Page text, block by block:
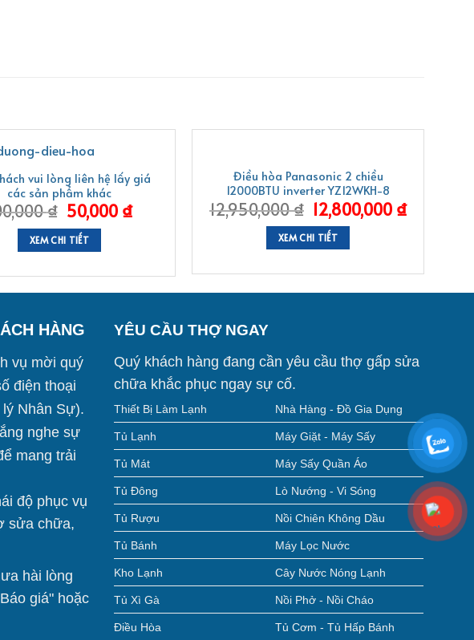
vui lòng liên hệ lấy giá
các sản phẩm khác
₫ 50,000 ₫
XEM CHI TIẾT
Điều hòa Panasonic 2 chiều
12000BTU inverter YZ12WKH-8
12,950,000₫ 12,800,000 ₫
XEM CHI TIẾT
HÀNG
vụ mời quý
điện thoại
Nhân Sự).
nghe sự
mang trải
độ phục vụ
sửa chữa,
hài lòng
giá" hoặc
YÊU CẦU THỢ NGAY
Quý khách hàng đang cần yêu cầu thợ gấp sửa
chữa khắc phục ngay sự cố.
Thiết Bị Làm Lạnh Nhà Hàng - Đồ Gia Dụng
Tủ Lạnh Máy Giặt - Máy Sấy
Tủ Mát Máy Sấy Quần Áo
Tủ Đông Lò Nướng - Vi Sóng
Tủ Rượu Nồi Chiên Không Dầu
Tủ Bánh Máy Lọc Nước
Kho Lạnh Cây Nước Nóng Lạnh
Tủ Xì Gà Nồi Phở - Nồi Cháo
Điều Hòa Tủ Cơm - Tủ Hấp Bánh